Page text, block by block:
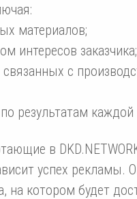
материалов;
интересов заказчика;
связанных с
результатам
в
успех рекламы.
на котором будет